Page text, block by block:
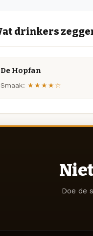
drinkers
De Hopfan
Smaak: ★★★★☆
Doe de